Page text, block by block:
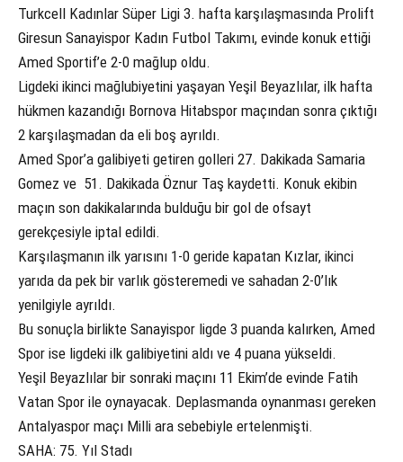
Turkcell Kadınlar Süper Ligi 3. hafta karşılaşmasında Prolift
Giresun Sanayispor Kadın Futbol Takımı, evinde konuk ettiği
Amed Sportif’e 2-0 mağlup oldu.
Ligdeki ikinci mağlubiyetini yaşayan Yeşil Beyazlılar, ilk hafta
hükmen kazandığı Bornova Hitabspor maçından sonra çıktığı
2 karşılaşmadan da eli boş ayrıldı.
Amed Spor’a galibiyeti getiren golleri 27. Dakikada Samaria
Gomez ve 51. Dakikada Öznur Taş kaydetti. Konuk ekibin
maçın son dakikalarında bulduğu bir gol de ofsayt
gerekçesiyle iptal edildi.
Karşılaşmanın ilk yarısını 1-0 geride kapatan Kızlar, ikinci
yarıda da pek bir varlık gösteremedi ve sahadan 2-0’lık
yenilgiyle ayrıldı.
Bu sonuçla birlikte Sanayispor ligde 3 puanda kalırken, Amed
Spor ise ligdeki ilk galibiyetini aldı ve 4 puana yükseldi.
Yeşil Beyazlılar bir sonraki maçını 11 Ekim’de evinde Fatih
Vatan Spor ile oynayacak. Deplasmanda oynanması gereken
Antalyaspor maçı Milli ara sebebiyle ertelenmişti.
SAHA: 75. Yıl Stadı